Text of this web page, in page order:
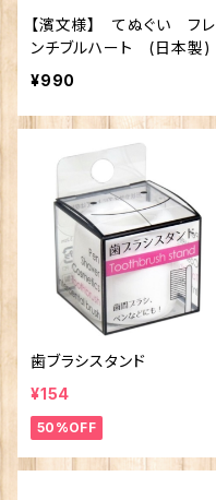
【濱文様】 てぬぐい フレ
ンチブルハート (日本製)
¥990
歯ブラシスタンド
¥154
50%OFF